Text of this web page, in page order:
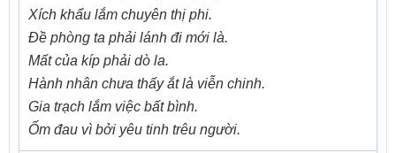
Xích khẩu lắm chuyên thị phi.
Đề phòng ta phải lánh đi mới là.
Mất của kíp phải dò la.
Hành nhân chưa thấy ắt là viễn chinh.
Gia trạch lắm việc bất bình.
Ốm đau vì bởi yêu tinh trêu người.